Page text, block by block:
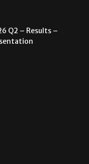
Q2 – Results –